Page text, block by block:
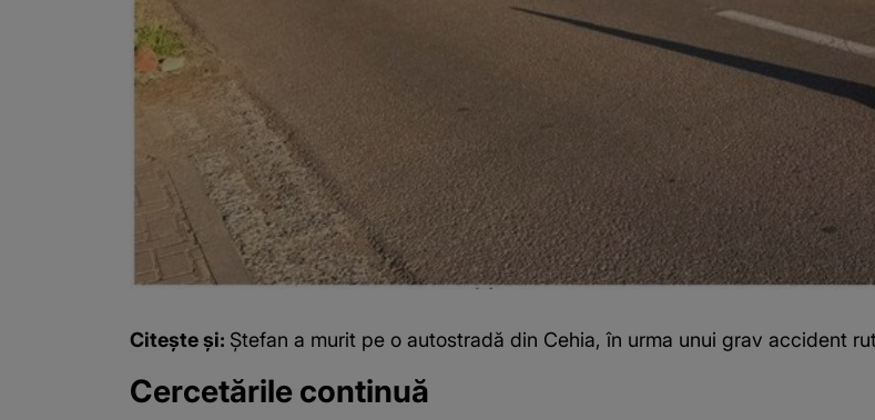
Citește și: Ștefan a murit pe o autostradă din Cehia, în urma unui grav accident
Cercetările continuă